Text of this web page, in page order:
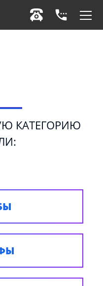
КАТЕГОРИЮ